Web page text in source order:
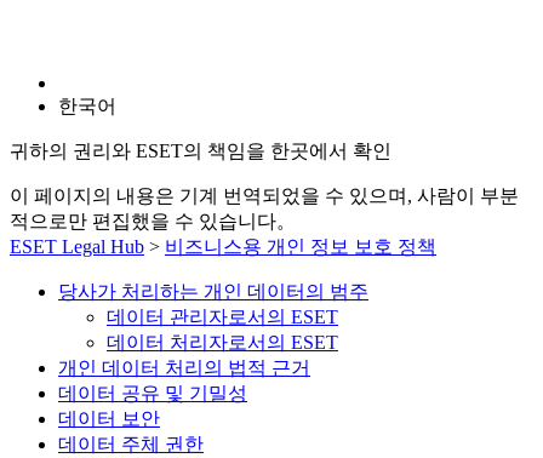
한국어
귀하의 권리와 ESET의 책임을 한곳에서 확인
이 페이지의 내용은 기계 번역되었을 수 있으며, 사람이 부분
적으로만 편집했을 수 있습니다。
ESET Legal Hub > 비즈니스용 개인 정보 보호 정책
당사가 처리하는 개인 데이터의 범주
데이터 관리자로서의 ESET
데이터 처리자로서의 ESET
개인 데이터 처리의 법적 근거
데이터 공유 및 기밀성
데이터 보안
데이터 주체 권한